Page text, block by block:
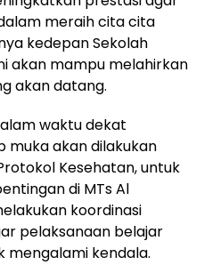
meraih cita cita
kedepan Sekolah
akan mampu melahirkan
akan datang.
waktu dekat
muka akan dilakukan
Kesehatan, untuk
di MTs Al
koordinasi
pelaksanaan belajar
kendala.